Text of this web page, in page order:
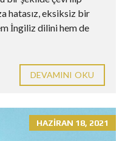
hatasız, eksiksiz bir
İngiliz dilini hem de
DEVAMINI OKU
HAZIRAN 18, 2021